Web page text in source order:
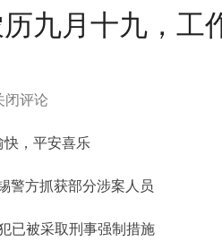
九月十九，工
闭评论
快，平安喜乐
警方抓获部分涉案人员
已被采取刑事强制措施